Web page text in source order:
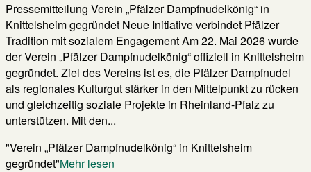
Pressemitteilung Verein „Pfälzer Dampfnudelkönig“ in
Knittelsheim gegründet Neue Initiative verbindet Pfälzer
Tradition mit sozialem Engagement Am 22. Mai 2026 wurde
der Verein „Pfälzer Dampfnudelkönig“ offiziell in Knittelsheim
gegründet. Ziel des Vereins ist es, die Pfälzer Dampfnudel
als regionales Kulturgut stärker in den Mittelpunkt zu rücken
und gleichzeitig soziale Projekte in Rheinland-Pfalz zu
unterstützen. Mit den...
"Verein „Pfälzer Dampfnudelkönig“ in Knittelsheim
gegründet"Mehr lesen